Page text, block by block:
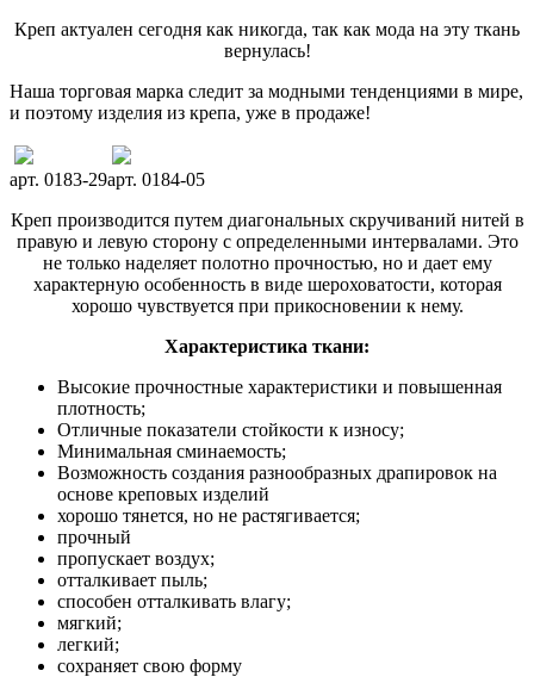
Креп актуален сегодня как никогда, так как мода на эту ткань
вернулась!
Наша торговая марка следит за модными тенденциями в мире,
и поэтому изделия из крепа, уже в продаже!
арт. 0183-29арт. 0184-05
Креп производится путем диагональных скручиваний нитей в
правую и левую сторону с определенными интервалами. Это
не только наделяет полотно прочностью, но и дает ему
характерную особенность в виде шероховатости, которая
хорошо чувствуется при прикосновении к нему.
Характеристика ткани:
Высокие прочностные характеристики и повышенная
плотность;
Отличные показатели стойкости к износу;
Минимальная сминаемость;
Возможность создания разнообразных драпировок на
основе креповых изделий
хорошо тянется, но не растягивается;
прочный
пропускает воздух;
отталкивает пыль;
способен отталкивать влагу;
мягкий;
легкий;
сохраняет свою форму